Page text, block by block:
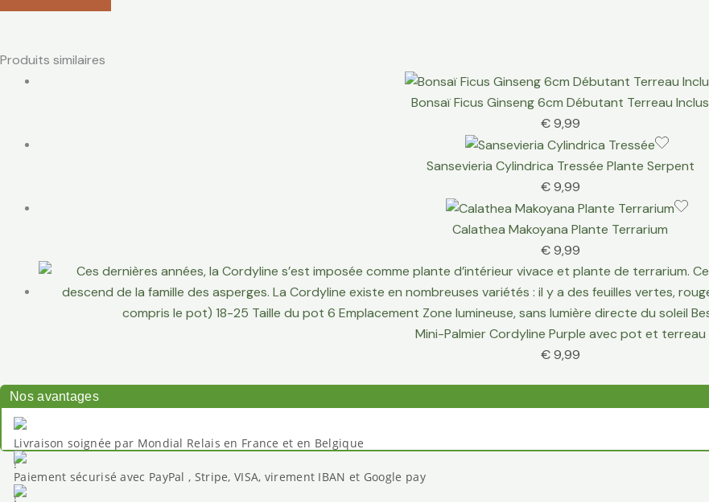
Produits similaires
Bonsaï Ficus Ginseng 6cm Débutant Terreau Inclus
€9,99
Sansevieria Cylindrica Tressée Plante Serpent
€9,99
Calathea Makoyana Plante Terrarium
€9,99
Mini-Palmier Cordyline Purple avec pot et terreau
€9,99
Nos avantages
Livraison soignée par Mondial Relais en France et en Belgique
Paiement sécurisé avec PayPal , Stripe, VISA, virement IBAN et Google pay